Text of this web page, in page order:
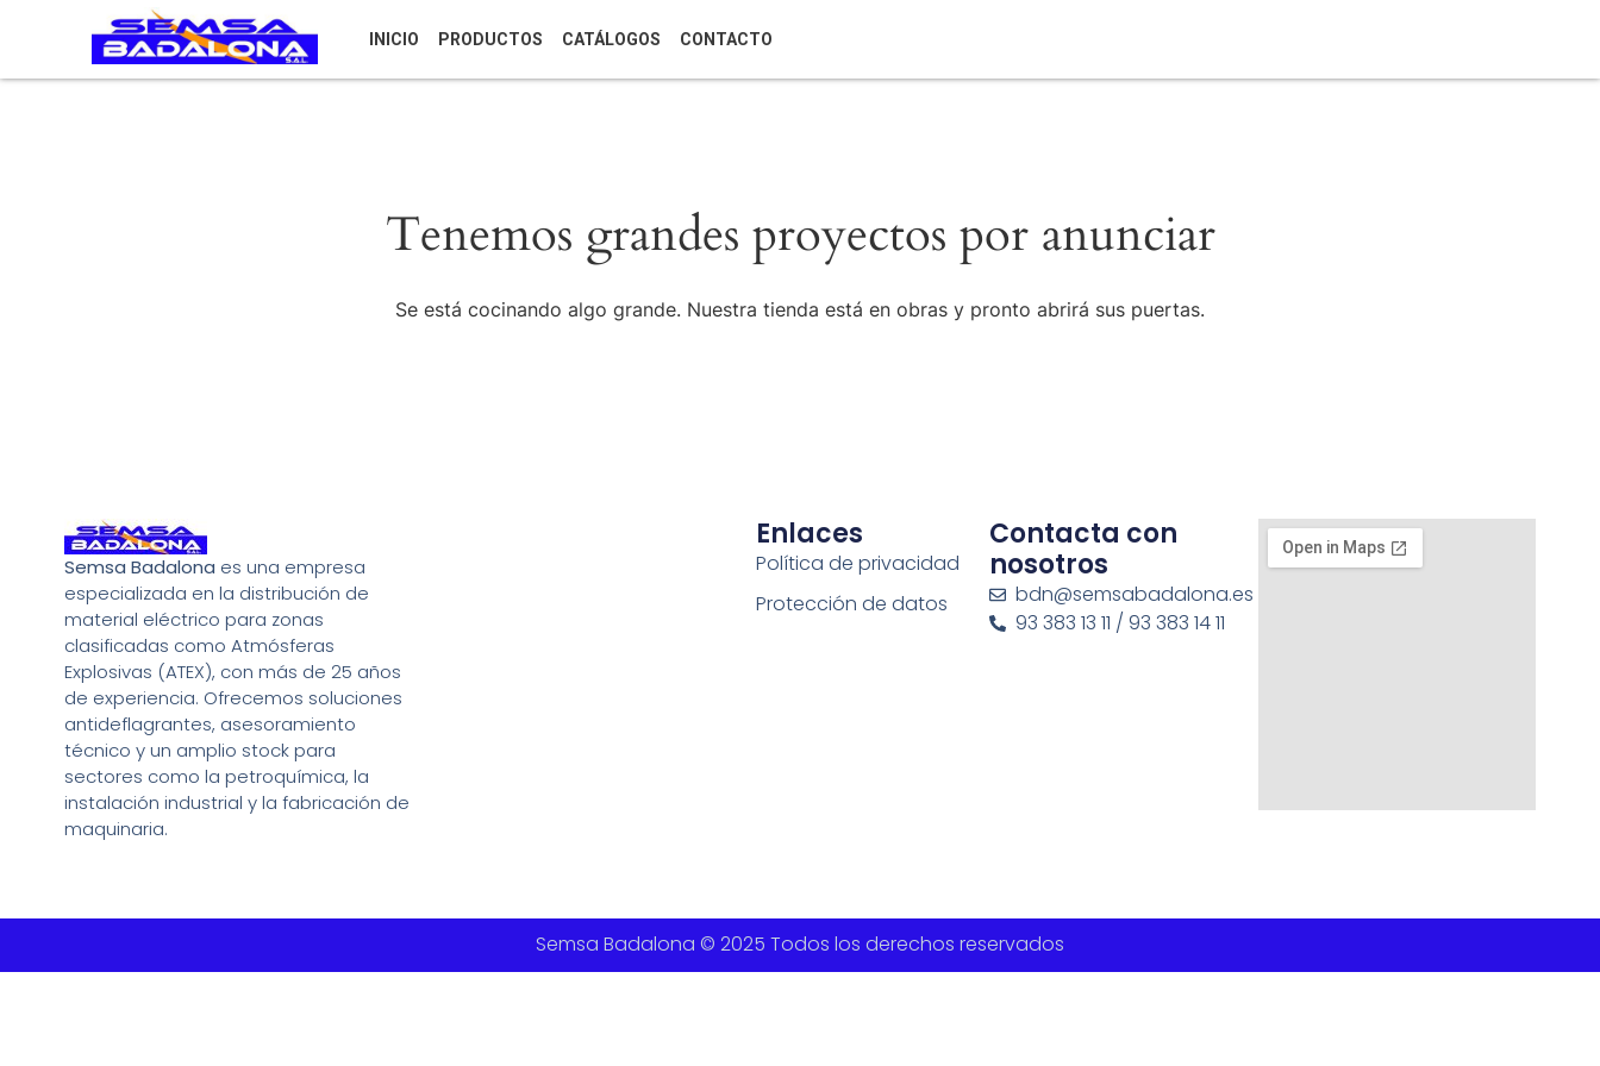
INICIO PRODUCTOS CATÁLOGOS CONTACTO
Tenemos grandes proyectos por anunciar
Se está cocinando algo grande. Nuestra tienda está en obras y pronto abrirá sus puertas.
Semsa Badalona es una empresa
especializada en la distribución de
material eléctrico para zonas
clasificadas como Atmósferas
Explosivas (ATEX), con más de 25 años
de experiencia. Ofrecemos soluciones
antideflagrantes, asesoramiento
técnico y un amplio stock para
sectores como la petroquímica, la
instalación industrial y la fabricación de
maquinaria.
Enlaces
Política de privacidad
Protección de datos
Contacta con
nosotros
bdn@semsabadalona.es
93 383 13 11 / 93 383 14 11
Semsa Badalona © 2025 Todos los derechos reservados